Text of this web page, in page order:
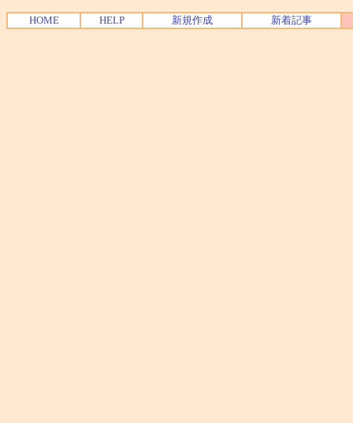
HOME HELP 新規作成 新着記事